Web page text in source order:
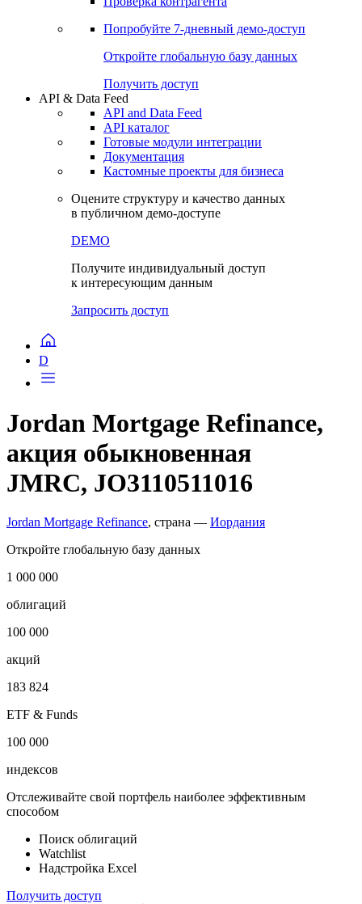
Попробуйте 7-дневный демо-доступ
Откройте глобальную базу данных
Получить доступ
API & Data Feed
API and Data Feed
API каталог
Готовые модули интеграции
Документация
Кастомные проекты для бизнеса
Оцените структуру и качество данных
в публичном демо-доступе
DEMO
Получите индивидуальный доступ
к интересующим данным
Запросить доступ
D
Jordan Mortgage Refinance,
акция обыкновенная
JMRC, JO3110511016
Jordan Mortgage Refinance, страна — Иордания
Откройте глобальную базу данных
1 000 000
облигаций
100 000
акций
183 824
ETF & Funds
100 000
индексов
Отслеживайте свой портфель наиболее эффективным
способом
Поиск облигаций
Watchlist
Надстройка Excel
Получить доступ